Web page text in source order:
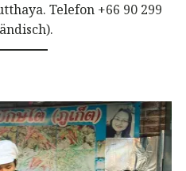
Telefon +66 90 299